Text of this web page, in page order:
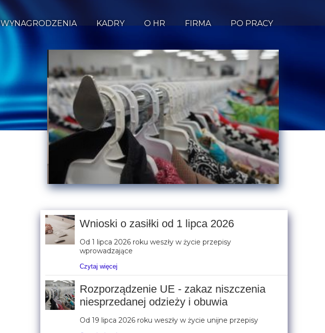
Rozporządzenie UE - zakaz
niszczenia niesprzedanej
odzieży i obuwia
WYNAGRODZENIA KADRY O HR FIRMA PO PRACY
Wnioski o zasiłki od 1 lipca 2026
Od 1 lipca 2026 roku weszły w życie przepisy
wprowadzające
Czytaj więcej
Rozporządzenie UE - zakaz niszczenia
niesprzedanej odzieży i obuwia
Od 19 lipca 2026 roku weszły w życie unijne przepisy